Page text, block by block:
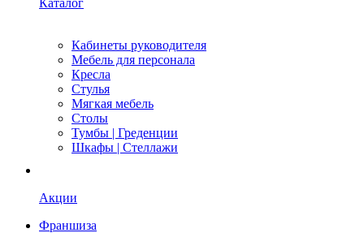
Каталог
Кабинеты руководителя
Мебель для персонала
Кресла
Стулья
Мягкая мебель
Столы
Тумбы | Греденции
Шкафы | Стеллажи
Акции
Франшиза